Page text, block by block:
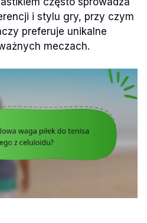
i stylu gry, przy czym
preferuje unikalne
meczach.